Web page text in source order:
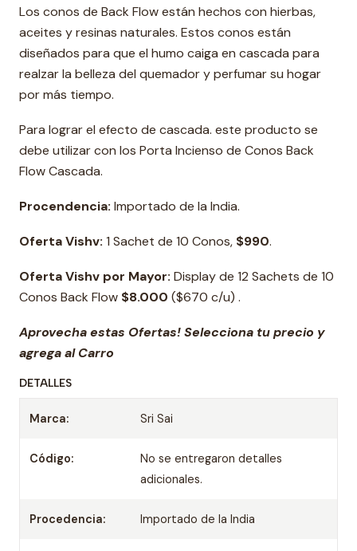
Los conos de Back Flow están hechos con hierbas,
aceites y resinas naturales. Estos conos están
diseñados para que el humo caiga en cascada para
realzar la belleza del quemador y perfumar su hogar
por más tiempo.
Para lograr el efecto de cascada. este producto se
debe utilizar con los Porta Incienso de Conos Back
Flow Cascada.
Procendencia: Importado de la India.
Oferta Vishv: 1 Sachet de 10 Conos, $990.
Oferta Vishv por Mayor: Display de 12 Sachets de 10
Conos Back Flow $8.000 ($670 c/u) .
Aprovecha estas Ofertas! Selecciona tu precio y
agrega al Carro
DETALLES
Marca: Sri Sai
Código:
No se entregaron detalles
adicionales.
Procedencia: Importado de la India